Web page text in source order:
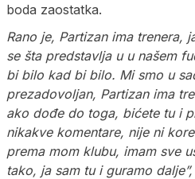
boda zaostatka.
Rano je, Partizan ima trenera,
se šta predstavlja u u našem
bi bilo kad bi bilo. Mi smo u
prezadovoljan, Partizan ima
ako dođe do toga, bićete tu i
nikakve komentare, nije ni
prema mom klubu, imam sve
tako, ja sam tu i guramo dalje”,